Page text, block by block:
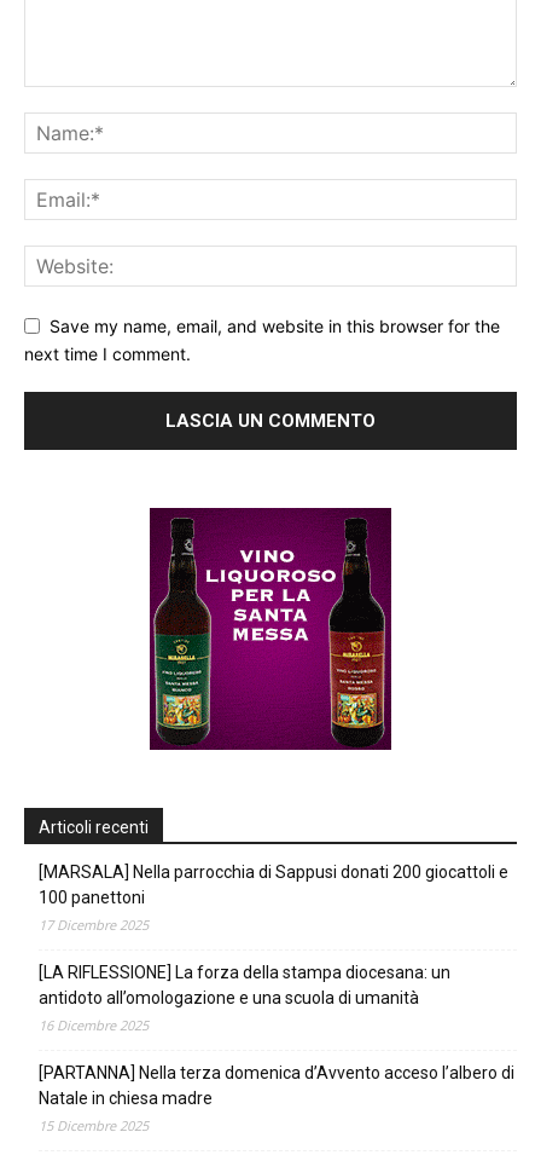
Save my name, email, and website in this browser for the
next time I comment.
Articoli recenti
[MARSALA] Nella parrocchia di Sappusi donati 200 giocattoli e
100 panettoni
17 Dicembre 2025
[LA RIFLESSIONE] La forza della stampa diocesana: un
antidoto all’omologazione e una scuola di umanità
16 Dicembre 2025
[PARTANNA] Nella terza domenica d’Avvento acceso l’albero di
Natale in chiesa madre
15 Dicembre 2025